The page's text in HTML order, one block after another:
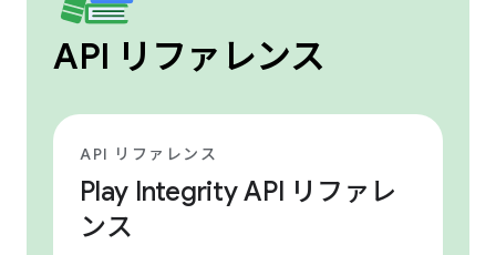
API リファレンス
API リファレンス
Play Integrity API リファレ
ンス